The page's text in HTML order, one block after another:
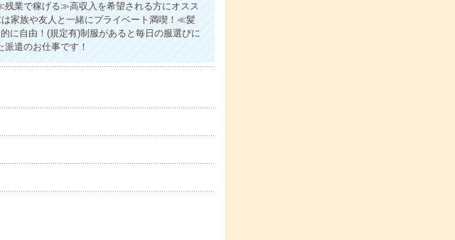
業で稼げる≫高収入を希望される方にオスス
家族や友人と一緒にプライベート満喫！≪髪
に自由！(規定有)制服があると毎日の服選びに
遣のお仕事です！